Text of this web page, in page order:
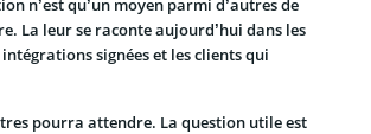
n’est qu’un moyen parmi d’autres de
La leur se raconte aujourd’hui dans les
signées et les clients qui
pourra attendre. La question utile est